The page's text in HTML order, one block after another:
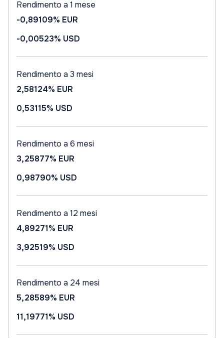
Rendimento a 1 mese
-0,89109% EUR
-0,00523% USD
Rendimento a 3 mesi
2,58124% EUR
0,53115% USD
Rendimento a 6 mesi
3,25877% EUR
0,98790% USD
Rendimento a 12 mesi
4,89271% EUR
3,92519% USD
Rendimento a 24 mesi
5,28589% EUR
11,19771% USD